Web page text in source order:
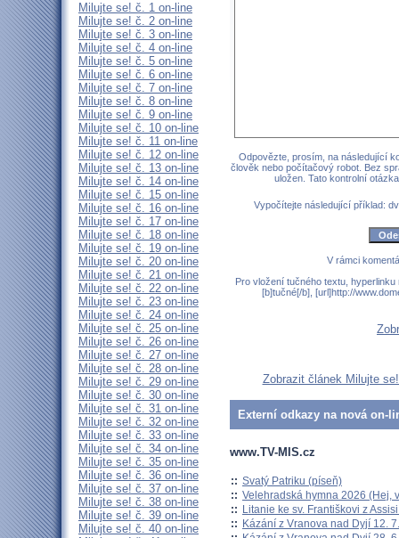
Milujte se! č. 1 on-line
Milujte se! č. 2 on-line
Milujte se! č. 3 on-line
Milujte se! č. 4 on-line
Milujte se! č. 5 on-line
Milujte se! č. 6 on-line
Milujte se! č. 7 on-line
Milujte se! č. 8 on-line
Milujte se! č. 9 on-line
Milujte se! č. 10 on-line
Milujte se! č. 11 on-line
Milujte se! č. 12 on-line
Milujte se! č. 13 on-line
Milujte se! č. 14 on-line
Milujte se! č. 15 on-line
Milujte se! č. 16 on-line
Milujte se! č. 17 on-line
Milujte se! č. 18 on-line
Milujte se! č. 19 on-line
Milujte se! č. 20 on-line
Milujte se! č. 21 on-line
Milujte se! č. 22 on-line
Milujte se! č. 23 on-line
Milujte se! č. 24 on-line
Milujte se! č. 25 on-line
Milujte se! č. 26 on-line
Milujte se! č. 27 on-line
Milujte se! č. 28 on-line
Milujte se! č. 29 on-line
Milujte se! č. 30 on-line
Milujte se! č. 31 on-line
Milujte se! č. 32 on-line
Milujte se! č. 33 on-line
Milujte se! č. 34 on-line
Milujte se! č. 35 on-line
Milujte se! č. 36 on-line
Milujte se! č. 37 on-line
Milujte se! č. 38 on-line
Milujte se! č. 39 on-line
Milujte se! č. 40 on-line
Odpovězte, prosím, na následující
člověk nebo počítačový robot. Bez
uložen. Tato kontrolní
Vypočítejte následující příklad:
V rámci
Pro vložení tučného textu,
[b]tučné[/b], [url]http://
Zobrazit článek Milujte
Externí odkazy na nová on-
www.TV-MIS.cz
:: Svatý Patriku (píseň)
:: Velehradská hymna 2026 (Hej,
:: Litanie ke sv. Františkovi z
:: Kázání z Vranova nad Dyjí 12.